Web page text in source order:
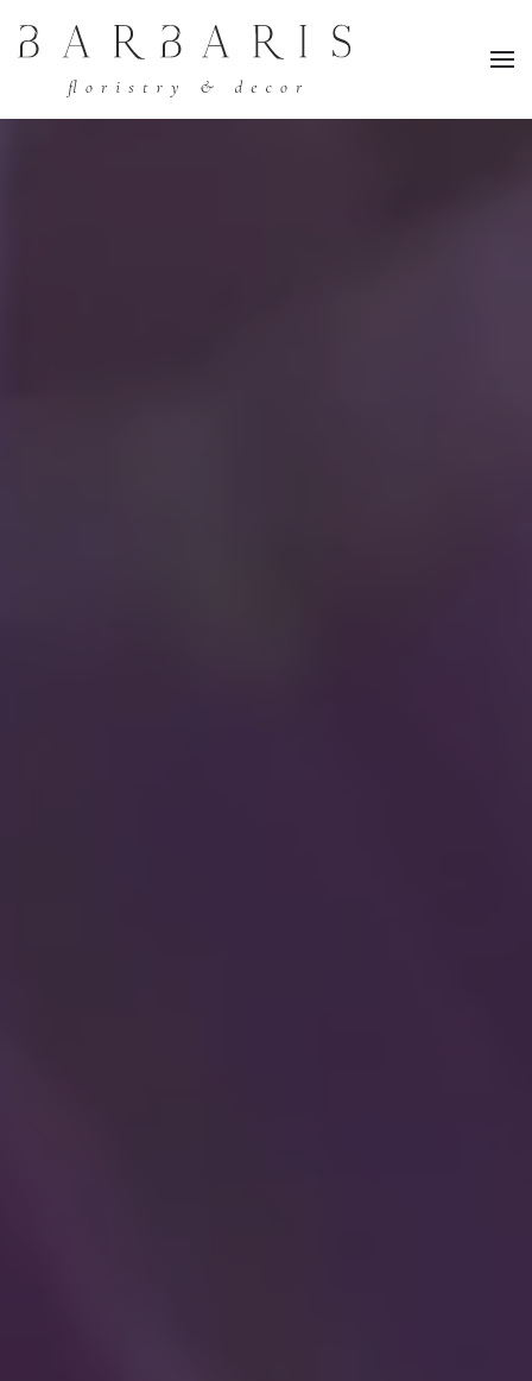
Перейти к содержимому